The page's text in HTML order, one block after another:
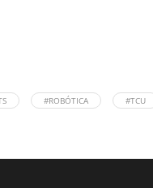
#ROBÓTICA #TCU